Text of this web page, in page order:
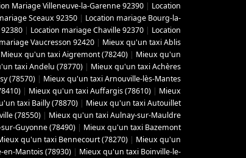
Mariage Villeneuve-la-Garenne 92390 | Location
Sceaux 92350 | Location mariage Bourg-la-
| Location mariage Chaville 92370 | Location
Vaucresson 92420 | Mieux qu'un taxi Ablis
Mieux qu'un taxi Aigremont (78240) | Mieux qu'un
taxi Andelu (78770) | Mieux qu'un taxi Achères
(78570) | Mieux qu'un taxi Arnouville-lès-Mantes
| Mieux qu'un taxi Auffargis (78610) | Mieux
taxi Bailly (78870) | Mieux qu'un taxi Autouillet
(78550) | Mieux qu'un taxi Aulnay-sur-Mauldre
Guyonne (78490) | Mieux qu'un taxi Bazemont
qu'un taxi Bennecourt (78270) | Mieux qu'un
Mantois (78930) | Mieux qu'un taxi Boinville-le-